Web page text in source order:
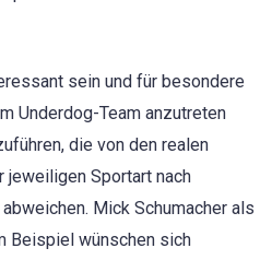
sein und für besondere
Underdog-Team anzutreten
die von den realen
jeweiligen Sportart nach
Mick Schumacher als
Beispiel wünschen sich